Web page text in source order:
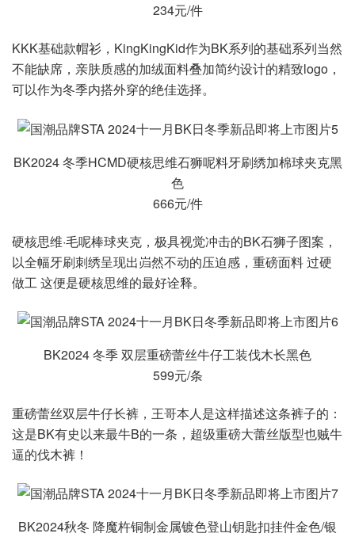
234元/件
KKK基础款帽衫，KingKingKid作为BK系列的基础系列当然
不能缺席，亲肤质感的加绒面料叠加简约设计的精致logo，
可以作为冬季内搭外穿的绝佳选择。
BK2024 冬季HCMD硬核思维石狮呢料牙刷绣加棉球夹克黑
色
666元/件
硬核思维·毛呢棒球夹克，极具视觉冲击的BK石狮子图案，
以全幅牙刷刺绣呈现出岿然不动的压迫感，重磅面料 过硬
做工 这便是硬核思维的最好诠释。
BK2024 冬季 双层重磅蕾丝牛仔工装伐木长黑色
599元/条
重磅蕾丝双层牛仔长裤，王哥本人是这样描述这条裤子的：
这是BK有史以来最牛B的一条，超级重磅大蕾丝版型也贼牛
逼的伐木裤！
BK2024秋冬 降魔杵铜制金属镀色登山钥匙扣挂件金色/银